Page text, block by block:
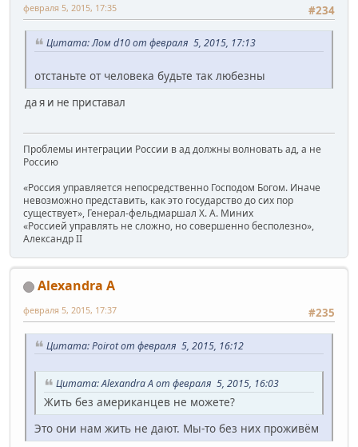
#234
февраля 5, 2015, 17:35
Цитата: Лом d10 от февраля 5, 2015, 17:13
отстаньте от человека будьте так любезны
да я и не приставал
Проблемы интеграции России в ад должны волновать ад, а не
Россию
«Россия управляется непосредственно Господом Богом. Иначе
невозможно представить, как это государство до сих пор
существует», Генерал-фельдмаршал Х. А. Миних
«Россией управлять не сложно, но совершенно бесполезно»,
Александр II
Alexandra A
#235
февраля 5, 2015, 17:37
Цитата: Poirot от февраля 5, 2015, 16:12
Цитата: Alexandra A от февраля 5, 2015, 16:03
Жить без американцев не можете?
Это они нам жить не дают. Мы-то без них проживём